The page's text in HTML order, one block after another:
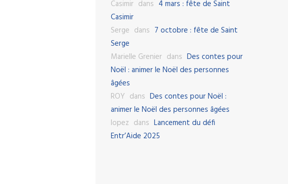
Casimir dans 4 mars : fête de Saint
Casimir
Serge dans 7 octobre : fête de Saint
Serge
Marielle Grenier dans Des contes pour
Noël : animer le Noël des personnes
âgées
ROY dans Des contes pour Noël :
animer le Noël des personnes âgées
lopez dans Lancement du défi
Entr’Aide 2025